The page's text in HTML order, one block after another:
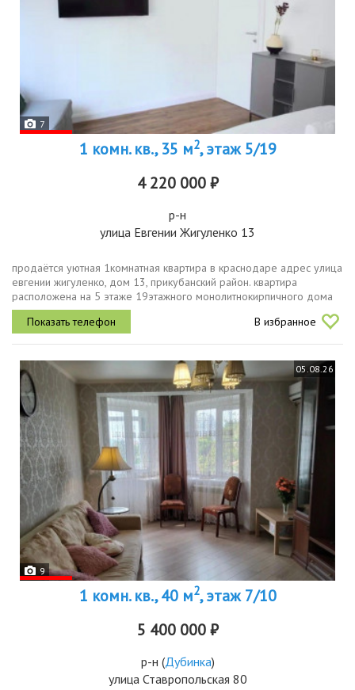
7
1 комн. кв., 35 м2, этаж 5/19
4 220 000 ₽
р-н
улица Евгении Жигуленко 13
продаётся уютная 1комнатная квартира в краснодаре адрес улица
евгении жигуленко, дом 13, прикубанский район. квартира
расположена на 5 этаже 19этажного монолитнокирпичного дома
повышенной комфортности. высота потолков составляет 2,75
метра, что...
В избранное
05.08.26
9
1 комн. кв., 40 м2, этаж 7/10
5 400 000 ₽
р-н (Дубинка)
улица Ставропольская 80